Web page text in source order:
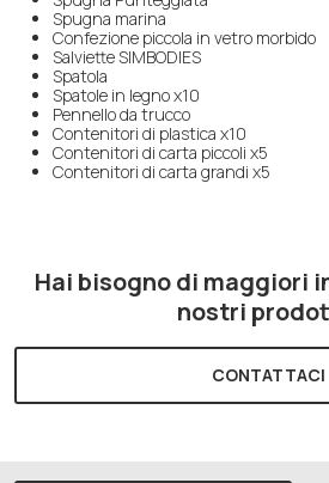
Spugna marina
Confezione piccola in vetro morbido
Salviette SIMBODIES
Spatola
Spatole in legno x10
Pennello da trucco
Contenitori di plastica x10
Contenitori di carta piccoli x5
Contenitori di carta grandi x5
Hai bisogno di maggiori
nostri
CONTATTACI